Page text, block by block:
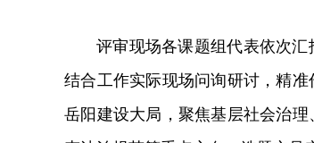
评审现场各课题组代表依次
结合工作实际现场问询研讨，精
岳阳建设大局，聚焦基层社会治